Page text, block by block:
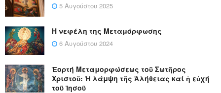
5 Αυγούστου 2025
Η νεφέλη της Μεταμόρφωσης
6 Αυγούστου 2024
Ἑορτή Μεταμορφώσεως τοῦ Σωτῆρος
Χριστοῦ: Ἡ λάμψη τῆς Ἀλήθειας καί ἡ εὐχή
τοῦ Ἰησοῦ